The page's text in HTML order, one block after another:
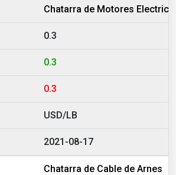
Chatarra de Motores
0.3
0.3
0.3
USD/LB
2021-08-17
Chatarra de Cable de Arnes